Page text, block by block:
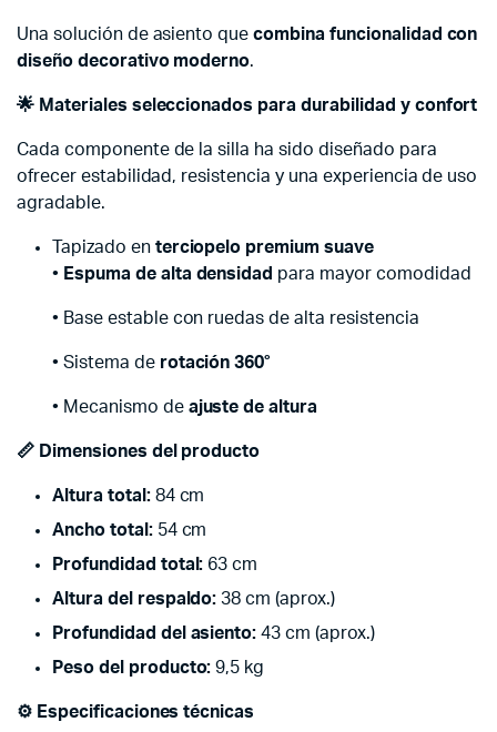
Una solución de asiento quecombina funcionalidad con
diseño decorativo moderno.
🌟 Materiales seleccionados para durabilidad y confort
Cada componente de la silla ha sido diseñado para
ofrecer estabilidad, resistencia y una experiencia de uso
agradable.
Tapizado en terciopelo premium suave
• Espuma de alta densidad para mayor comodidad
• Base estable con ruedas de alta resistencia
• Sistema de rotación 360°
• Mecanismo de ajuste de altura
📏 Dimensiones del producto
Altura total:84 cm
Ancho total:54 cm
Profundidad total: 63 cm
Altura del respaldo: 38 cm (aprox.)
Profundidad del asiento: 43 cm (aprox.)
Peso del producto: 9,5 kg
⚙️ Especificaciones técnicas